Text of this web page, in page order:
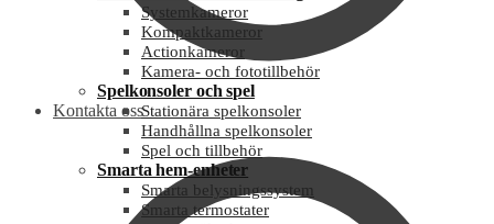
Kontakta oss
Systemkameror
Kompaktkameror
Actionkameror
Kamera- och fototillbehör
Spelkonsoler och spel
Stationära spelkonsoler
Handhållna spelkonsoler
Spel och tillbehör
Smarta hem-enheter
Smarta belysningssystem
Smarta termostater